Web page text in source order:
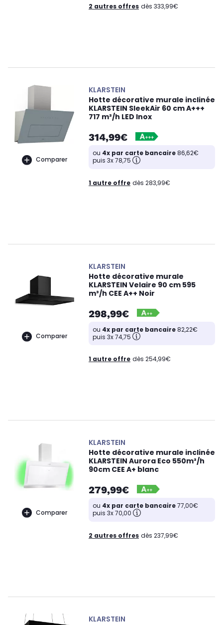
2 autres offres dès 333,99€
Comparer
KLARSTEIN
Hotte décorative murale inclinée
KLARSTEIN SleekAir 60 cm A+++
717 m³/h LED Inox
314,99€
ou 4x par carte bancaire86,62€
puis 3x 78,75
1 autre offre dès 283,99€
Comparer
KLARSTEIN
Hotte décorative murale
KLARSTEIN Velaire 90 cm 595
m³/h CEE A++ Noir
298,99€
ou 4x par carte bancaire82,22€
puis 3x 74,75
1 autre offre dès 254,99€
Comparer
KLARSTEIN
Hotte décorative murale inclinée
KLARSTEIN Aurora Eco 550m³/h
90cm CEE A+ blanc
279,99€
ou 4x par carte bancaire77,00€
puis 3x 70,00
2 autres offres dès 237,99€
KLARSTEIN